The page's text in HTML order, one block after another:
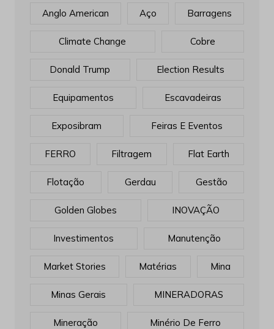
Anglo American Aço Barragens
Climate Change Cobre
Donald Trump Election Results
Equipamentos Escavadeiras
Exposibram Feiras E Eventos
FERRO Filtragem Flat Earth
Flotação Gerdau Gestão
Golden Globes INOVAÇÃO
Investimentos Manutenção
Market Stories Matérias Mina
Minas Gerais MINERADORAS
Mineração Minério De Ferro